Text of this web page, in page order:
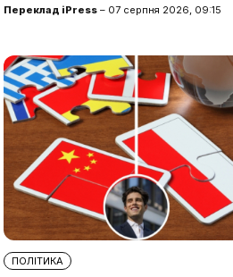
Переклад iPress – 07 серпня 2026, 09:15
ПОЛІТИКА